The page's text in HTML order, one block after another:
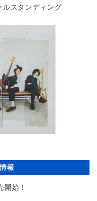
ルスタンディング
報
始！